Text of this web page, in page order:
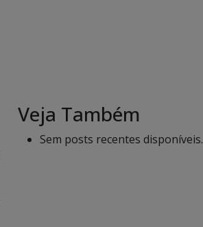
Veja Também
Sem posts recentes disponíveis.